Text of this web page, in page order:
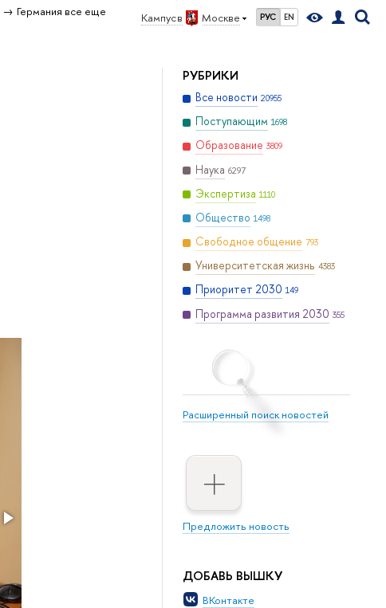
Кампус в Москве РУС EN
Германия все еще
РУБРИКИ
Все новости 20955
Поступающим 1698
Образование 3809
Наука 6297
Экспертиза 1110
Общество 1498
Свободное общение 793
Университетская жизнь 4383
Приоритет 2030 149
Программа развития 2030 355
Расширенный поиск новостей
Предложить новость
ДОБАВЬ ВЫШКУ
ВКонтакте